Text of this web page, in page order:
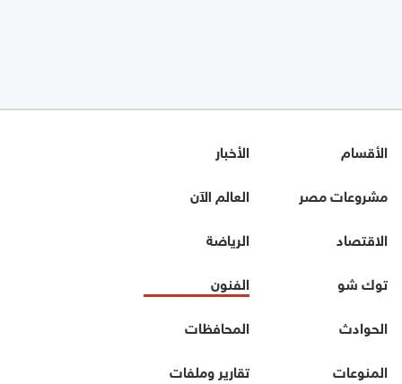
الأقسام
الأخبار
مشروعات مصر
العالم الآن
الاقتصاد
الرياضة
توك شو
الفنون
الحوادث
المحافظات
المنوعات
تقارير وملفات